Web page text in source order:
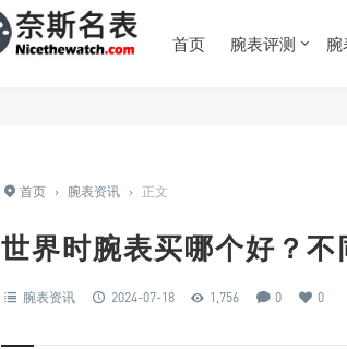
首页 腕表评测 腕
首页 › 腕表资讯 › 正文
世界时腕表买哪个好？不
腕表资讯 2024-07-18 1,756 0 0